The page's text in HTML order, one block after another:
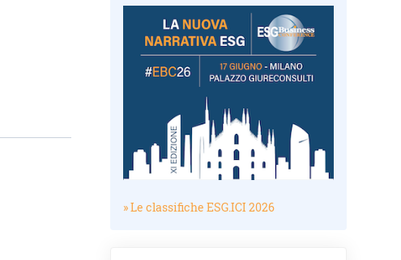
» Le classifiche ESG.ICI 2026